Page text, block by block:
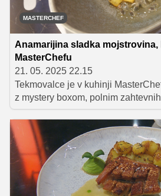
MASTERCHEF
Anamarijina sladka mojstrovina,
MasterChefu
21. 05. 2025 22.15
Tekmovalce je v kuhinji
z mystery boxom, polnim
naloga je bila ustvariti
kombinacij ter pri tem pokazati
iznajdljivost. Tokrat je zasijala
sladko mojstrovino zagotovila